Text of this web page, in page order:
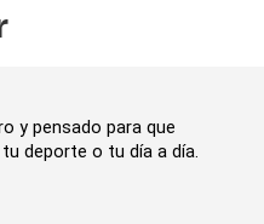
y pensado para que
deporte o tu día a día.